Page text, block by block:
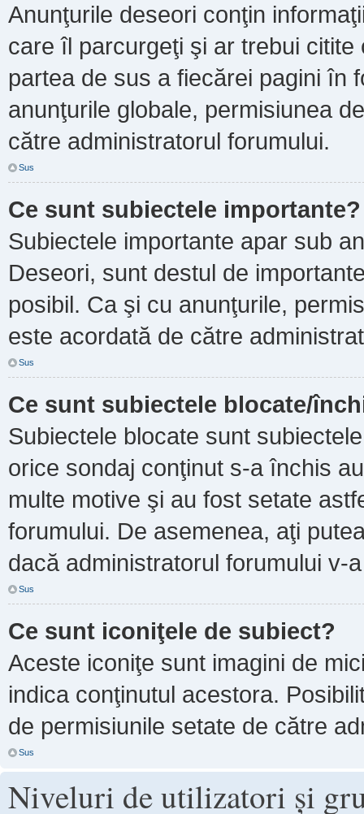
Anunţurile deseori conţin
care îl parcurgeţi şi ar trebui
partea de sus a fiecărei pagini în
anunţurile globale, permisiunea
către administratorul forumului.
Sus
Ce sunt subiectele importante?
Subiectele importante apar sub
Deseori, sunt destul de
posibil. Ca şi cu anunţurile,
este acordată de către
Sus
Ce sunt subiectele blocate/
Subiectele blocate sunt
orice sondaj conţinut s-a închis
multe motive şi au fost setate
forumului. De asemenea, aţi
dacă administratorul forumului v-
Sus
Ce sunt iconiţele de subiect?
Aceste iconiţe sunt imagini de
indica conţinutul acestora.
de permisiunile setate de către
Sus
Niveluri de utilizatori şi